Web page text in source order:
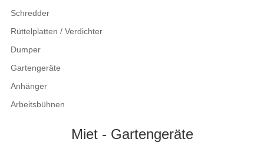
Schredder
Rüttelplatten / Verdichter
Dumper
Gartengeräte
Anhänger
Arbeitsbühnen
Miet - Gartengeräte